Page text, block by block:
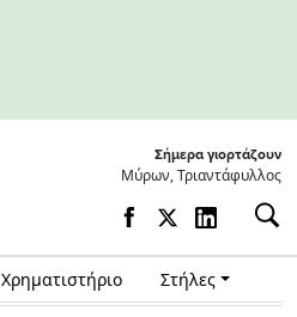
Σήμερα γιορτάζουν
Μύρων, Τριαντάφυλλος
Χρηματιστήριο Στήλες